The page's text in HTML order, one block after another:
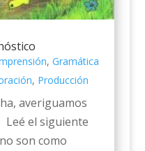
, Gramática
, Producción
averiguamos
el siguiente
son como